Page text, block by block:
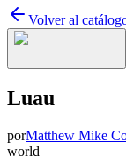
Volver al
Luau
porMatthew Mike
world